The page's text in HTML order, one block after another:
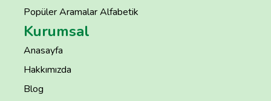
Popüler Aramalar Alfabetik
Kurumsal
Anasayfa
Hakkımızda
Blog